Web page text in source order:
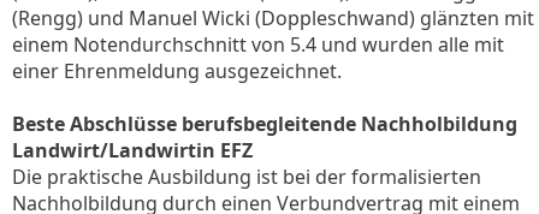
(Rengg) und Manuel Wicki (Doppleschwand) glänzten mit
einem Notendurchschnitt von 5.4 und wurden alle mit
einer Ehrenmeldung ausgezeichnet.
Beste Abschlüsse berufsbegleitende Nachholbildung
Landwirt/Landwirtin EFZ
Die praktische Ausbildung ist bei der formalisierten
Nachholbildung durch einen Verbundvertrag mit einem